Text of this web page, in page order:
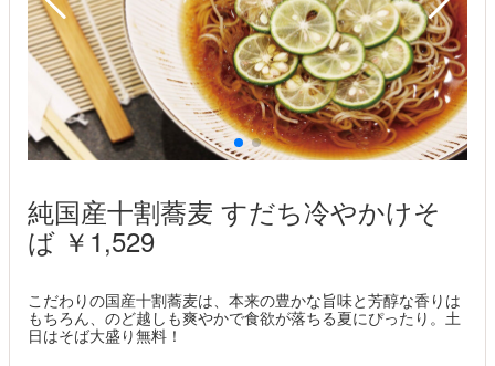
純国産十割蕎麦 すだち冷やかけそ
ば ￥1,529
こだわりの国産十割蕎麦は、本来の豊かな旨味と芳醇な香りは
もちろん、のど越しも爽やかで食欲が落ちる夏にぴったり。土
日はそば大盛り無料！